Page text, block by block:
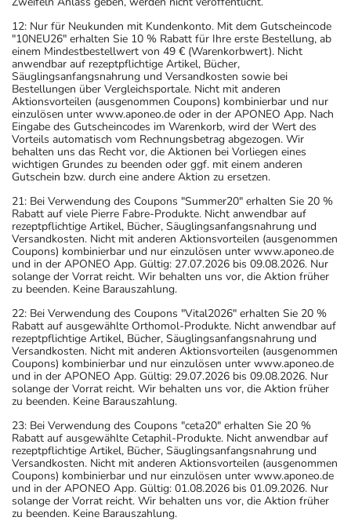
12: Nur für Neukunden mit Kundenkonto. Mit dem Gutscheincode
"10NEU26" erhalten Sie 10 % Rabatt für Ihre erste Bestellung, ab
einem Mindestbestellwert von 49 € (Warenkorbwert). Nicht
anwendbar auf rezeptpflichtige Artikel, Bücher,
Säuglingsanfangsnahrung und Versandkosten sowie bei
Bestellungen über Vergleichsportale. Nicht mit anderen
Aktionsvorteilen (ausgenommen Coupons) kombinierbar und nur
einzulösen unter www.aponeo.de oder in der APONEO App. Nach
Eingabe des Gutscheincodes im Warenkorb, wird der Wert des
Vorteils automatisch vom Rechnungsbetrag abgezogen. Wir
behalten uns das Recht vor, die Aktionen bei Vorliegen eines
wichtigen Grundes zu beenden oder ggf. mit einem anderen
Gutschein bzw. durch eine andere Aktion zu ersetzen.
21: Bei Verwendung des Coupons "Summer20" erhalten Sie 20 %
Rabatt auf viele Pierre Fabre-Produkte. Nicht anwendbar auf
rezeptpflichtige Artikel, Bücher, Säuglingsanfangsnahrung und
Versandkosten. Nicht mit anderen Aktionsvorteilen (ausgenommen
Coupons) kombinierbar und nur einzulösen unter www.aponeo.de
und in der APONEO App. Gültig: 27.07.2026 bis 09.08.2026. Nur
solange der Vorrat reicht. Wir behalten uns vor, die Aktion früher
zu beenden. Keine Barauszahlung.
22: Bei Verwendung des Coupons "Vital2026" erhalten Sie 20 %
Rabatt auf ausgewählte Orthomol-Produkte. Nicht anwendbar auf
rezeptpflichtige Artikel, Bücher, Säuglingsanfangsnahrung und
Versandkosten. Nicht mit anderen Aktionsvorteilen (ausgenommen
Coupons) kombinierbar und nur einzulösen unter www.aponeo.de
und in der APONEO App. Gültig: 29.07.2026 bis 09.08.2026. Nur
solange der Vorrat reicht. Wir behalten uns vor, die Aktion früher
zu beenden. Keine Barauszahlung.
23: Bei Verwendung des Coupons "ceta20" erhalten Sie 20 %
Rabatt auf ausgewählte Cetaphil-Produkte. Nicht anwendbar auf
rezeptpflichtige Artikel, Bücher, Säuglingsanfangsnahrung und
Versandkosten. Nicht mit anderen Aktionsvorteilen (ausgenommen
Coupons) kombinierbar und nur einzulösen unter www.aponeo.de
und in der APONEO App. Gültig: 01.08.2026 bis 01.09.2026. Nur
solange der Vorrat reicht. Wir behalten uns vor, die Aktion früher
zu beenden. Keine Barauszahlung.